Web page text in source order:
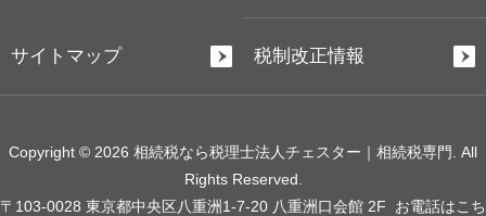
サイトマップ 税制改正情報
Copyright © 2026 相続税なら税理士法人チェスター｜相続税専門. All
Rights Reserved.
〒103-0028 東京都中央区八重洲1-7-20 八重洲口会館 2F お電話はこち